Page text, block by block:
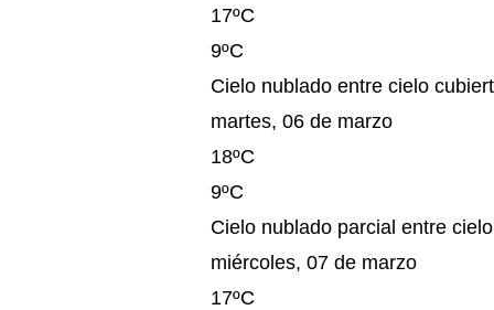
17ºC
9ºC
Cielo nublado entre cielo
martes, 06 de marzo
18ºC
9ºC
Cielo nublado parcial entre
miércoles, 07 de marzo
17ºC